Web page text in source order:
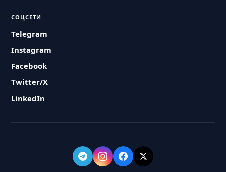
СОЦСЕТИ
Telegram
Instagram
Facebook
Twitter/X
LinkedIn